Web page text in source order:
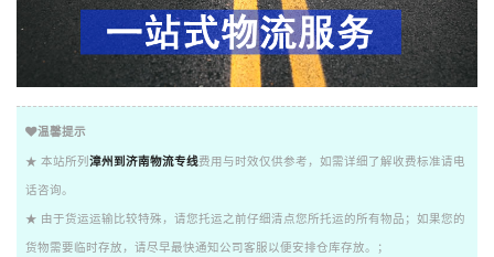
温馨提示
★ 本站所列 漳州到济南物流专线费用与时效仅供参考，如需详细了解收费标准请电
话咨询。
★ 由于货运运输比较特殊，请您托运之前仔细清点您所托运的所有物品；如果您的
货物需要临时存放，请尽早最快通知公司客服以便安排仓库存放。；